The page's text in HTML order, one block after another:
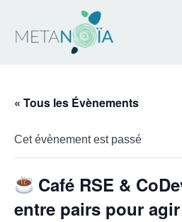
Aller
« Tous les Évènements
Cet évènement est passé
Café RSE &
entre pairs pour